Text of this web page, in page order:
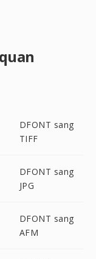
DFONT sang
TIFF
DFONT sang
JPG
DFONT sang
AFM